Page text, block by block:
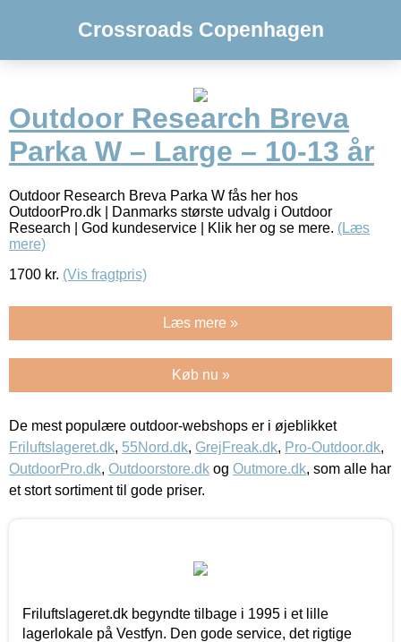
Crossroads Copenhagen
Outdoor Research Breva
Parka W – Large – 10-13 år
Outdoor Research Breva Parka W fås her hos
OutdoorPro.dk | Danmarks største udvalg i Outdoor
Research | God kundeservice | Klik her og se mere. (Læs
mere)
1700 kr. (Vis fragtpris)
Læs mere »
Køb nu »
De mest populære outdoor-webshops er i øjeblikket
Friluftslageret.dk, 55Nord.dk, GrejFreak.dk, Pro-Outdoor.dk,
OutdoorPro.dk, Outdoorstore.dk og Outmore.dk, som alle har
et stort sortiment til gode priser.
Friluftslageret.dk begyndte tilbage i 1995 i et lille
lagerlokale på Vestfyn. Den gode service, det rigtige